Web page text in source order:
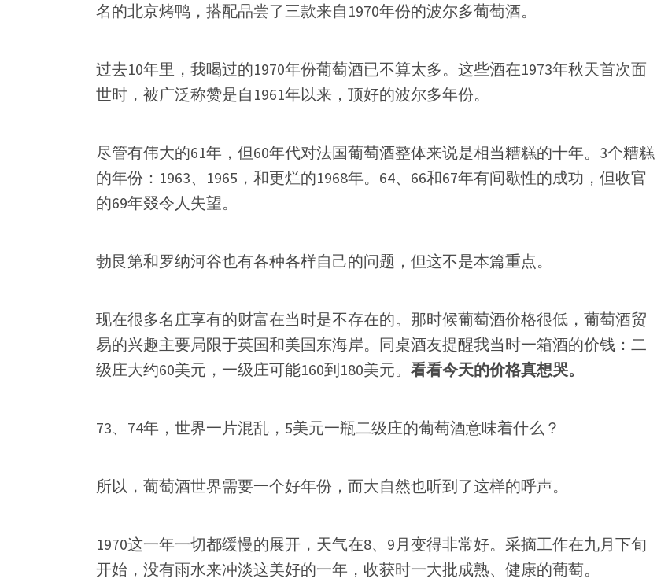
名的北京烤鸭，搭配品尝了三款来自1970年份的波尔多葡萄酒。
过去10年里，我喝过的1970年份葡萄酒已不算太多。这些酒在1973年秋天首次面
世时，被广泛称赞是自1961年以来，顶好的波尔多年份。
尽管有伟大的61年，但60年代对法国葡萄酒整体来说是相当糟糕的十年。3个糟糕
的年份：1963、1965，和更烂的1968年。64、66和67年有间歇性的成功，但收官
的69年叕令人失望。
勃艮第和罗纳河谷也有各种各样自己的问题，但这不是本篇重点。
现在很多名庄享有的财富在当时是不存在的。那时候葡萄酒价格很低，葡萄酒贸
易的兴趣主要局限于英国和美国东海岸。同桌酒友提醒我当时一箱酒的价钱：二
级庄大约60美元，一级庄可能160到180美元。 看看今天的价格真想哭。
73、74年，世界一片混乱，5美元一瓶二级庄的葡萄酒意味着什么？
所以，葡萄酒世界需要一个好年份，而大自然也听到了这样的呼声。
1970这一年一切都缓慢的展开，天气在8、9月变得非常好。采摘工作在九月下旬
开始，没有雨水来冲淡这美好的一年，收获时一大批成熟、健康的葡萄。